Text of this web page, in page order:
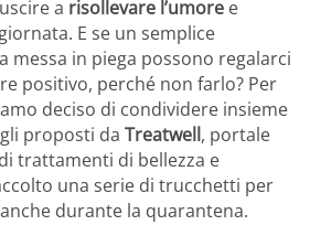
a risollevare l’umore e
E se un semplice
messa in piega possono regalarci
positivo, perché non farlo? Per
deciso di condividere insieme
proposti da Treatwell, portale
trattamenti di bellezza e
una serie di trucchetti per
durante la quarantena.